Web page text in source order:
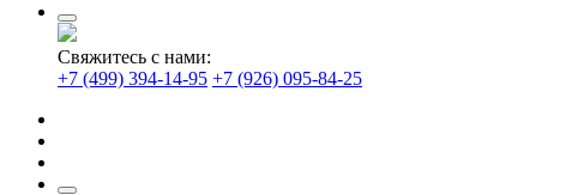
Свяжитесь с нами:
+7 (499) 394-14-95 +7 (926) 095-84-25